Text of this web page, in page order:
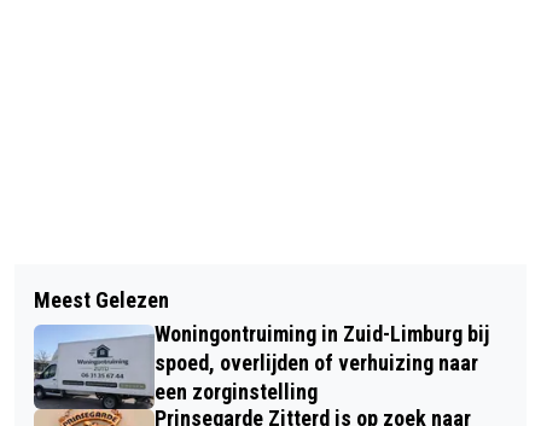
SAMENWERKING EN AANGIFTE
CRUCIAAL IN STRIJD TEGEN
RANSOMWARE
KLEINE BANKEN VERZETTEN ZICH
TEGEN WETSVOORSTEL OVER
CONTANT GELD
Meest Gelezen
Woningontruiming in Zuid-Limburg bij
spoed, overlijden of verhuizing naar
een zorginstelling
Prinsegarde Zitterd is op zoek naar